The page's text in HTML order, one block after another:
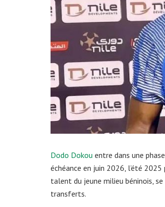
Dodo Dokou entre dans une
échéance en juin 2026, l’été
talent du jeune milieu béninois,
transferts.